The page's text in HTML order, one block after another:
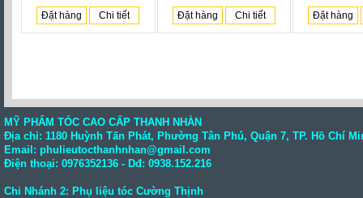
Đặt hàng Chi tiết Đặt hàng Chi tiết Đặt hàng
MỸ PHẨM TÓC CAO CẤP THANH NHÀN
Địa chỉ: 1180 Huỳnh Tấn Phát, Phường Tân Phú, Quận 7, TP. Hồ Chí
Email: phulieutocthanhnhan@gmail.com
Điện thoại: 0976352136 - Dđ: 0938.152.216
Chi Nhánh 2: Phụ liệu tóc Cường Thịnh